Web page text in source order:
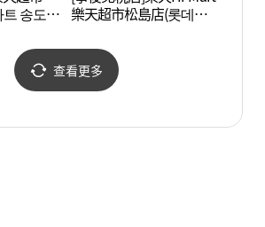
송도
樂天超市松島店(롯데하
查看更多